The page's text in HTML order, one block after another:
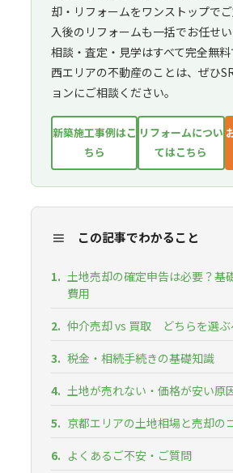
却・リフォームをワンストップで
入後のリフォームも一括でお任せ
相談・査定・見学はすべて完全無
西エリアの不動産のことは、ぜひ
ョンにご相談ください。
新築施工事例はこ
ちら
リフォームについ
てはこちら
≡ この記事でわかること
土地売却の確定申告は必要？基
費用
仲介売却 vs 買取 どちらを選ぶ
税金・相続手続きの基礎知識
土地が売れない・価格が安い原
京都エリアの土地相場と売却の
よくあるご不安・ご質問